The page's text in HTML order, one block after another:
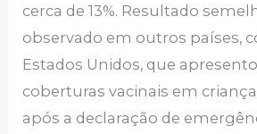
cerca de 13%. Resultado
observado em outros países,
Estados Unidos, que
coberturas vacinais em
após a declaração de